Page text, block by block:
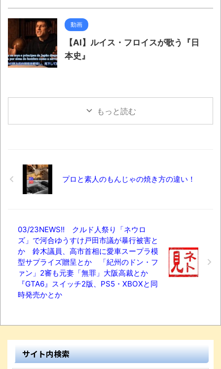
動画
【AI】ルイス・フロイスが歌う『日
本史』
もっと読む
プロと素人のもんじゃの焼き方の違い！
03/23NEWS!! クルド人祭り「ネウロ
ズ」で河合ゆうすけ戸田市議が暴行被害と
か 鈴木議員、高市首相に愛車スープラ模
型サプライズ贈呈とか 「紀州のドン・フ
ァン」2審も元妻「無罪」大阪高裁とか
『GTA6』スイッチ2版、PS5・XBOXと同
時発売かとか
サイト内検索